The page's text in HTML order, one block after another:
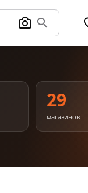
29
магазинов